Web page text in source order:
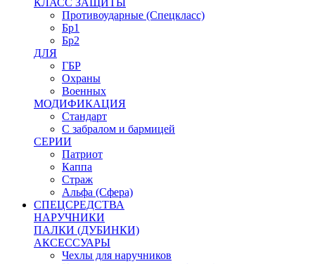
КЛАСС ЗАЩИТЫ
Противоударные (Спецкласс)
Бр1
Бр2
ДЛЯ
ГБР
Охраны
Военных
МОДИФИКАЦИЯ
Стандарт
С забралом и бармицей
СЕРИИ
Патриот
Каппа
Страж
Альфа (Сфера)
СПЕЦСРЕДСТВА
НАРУЧНИКИ
ПАЛКИ (ДУБИНКИ)
АКСЕССУАРЫ
Чехлы для наручников